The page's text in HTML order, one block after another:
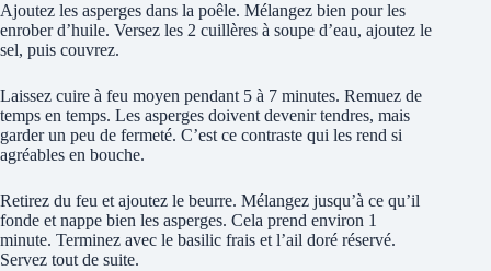
Ajoutez les asperges dans la poêle. Mélangez bien pour les
enrober d’huile. Versez les 2 cuillères à soupe d’eau, ajoutez le
sel, puis couvrez.
Laissez cuire à feu moyen pendant 5 à 7 minutes. Remuez de
temps en temps. Les asperges doivent devenir tendres, mais
garder un peu de fermeté. C’est ce contraste qui les rend si
agréables en bouche.
Retirez du feu et ajoutez le beurre. Mélangez jusqu’à ce qu’il
fonde et nappe bien les asperges. Cela prend environ 1
minute. Terminez avec le basilic frais et l’ail doré réservé.
Servez tout de suite.